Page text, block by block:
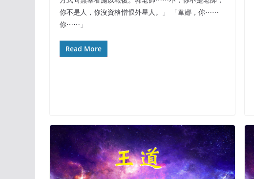
你不是人，你沒資格憎恨外星人。」 「韋娜，你⋯⋯
你⋯⋯」
Read More